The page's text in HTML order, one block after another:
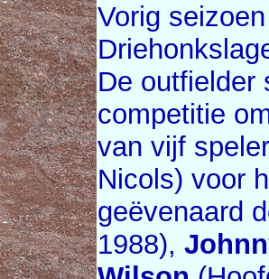
Vorig
De outfielder
competitie
van vijf
Nicols) voor
geëvenaard
1988),